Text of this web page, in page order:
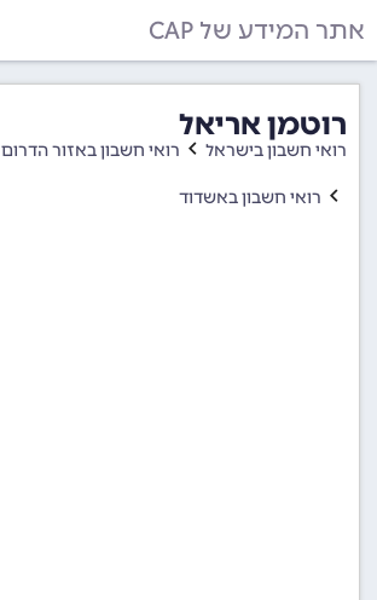
אתר המידע של CAP
רוטמן אריאל
רואי חשבון בישראל רואי חשבון באזור הדרום
רואי חשבון באשדוד